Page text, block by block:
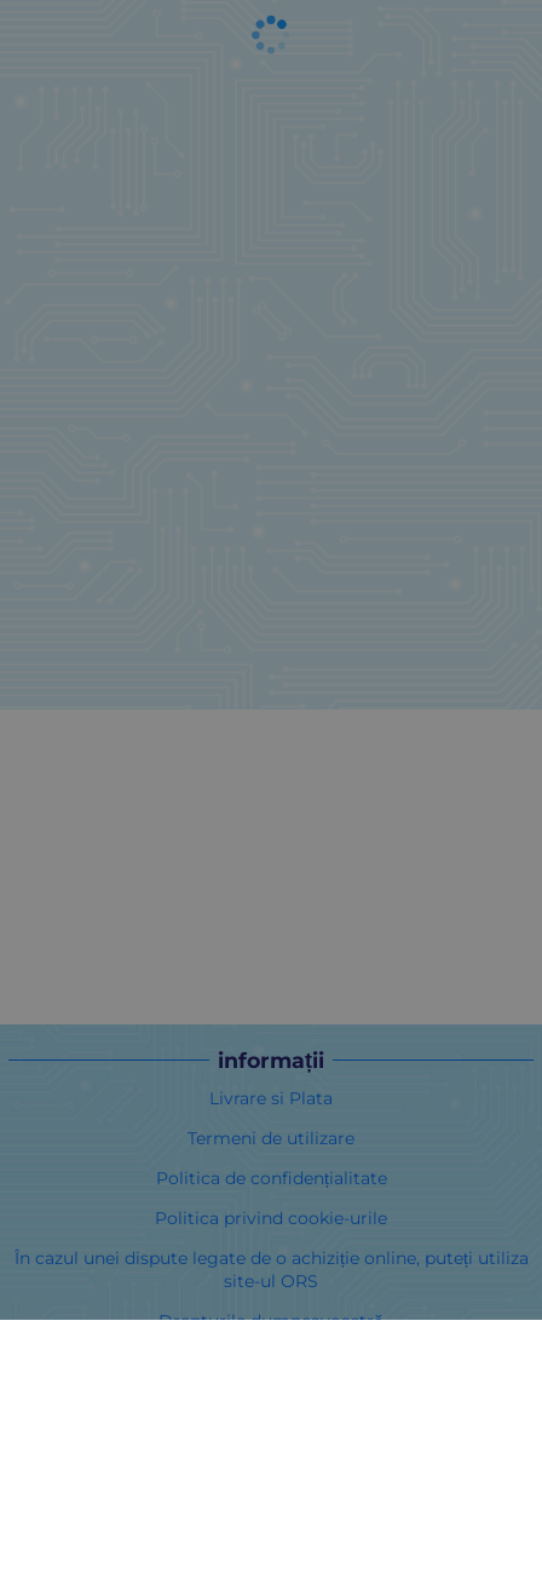
informații
Livrare si Plata
Termeni de utilizare
Politica de confidențialitate
Politica privind cookie-urile
În cazul unei dispute legate de o achiziție online, puteți utiliza
site-ul ORS
Drepturile dumneavoastră